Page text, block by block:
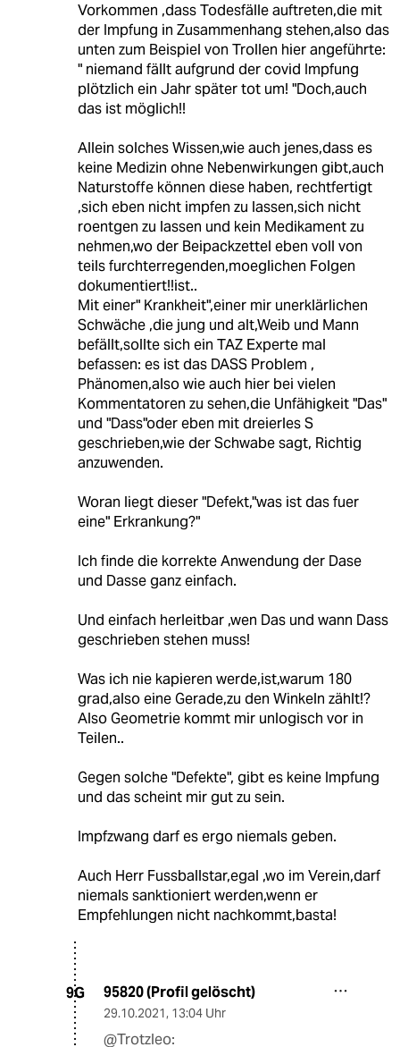
Vorkommen ,dass Todesfälle auftreten,die mit
der Impfung in Zusammenhang stehen,also das
unten zum Beispiel von Trollen hier angeführte:
" niemand fällt aufgrund der covid Impfung
plötzlich ein Jahr später tot um! "Doch,auch
das ist möglich!!
Allein solches Wissen,wie auch jenes,dass es
keine Medizin ohne Nebenwirkungen gibt,auch
Naturstoffe können diese haben, rechtfertigt
,sich eben nicht impfen zu lassen,sich nicht
roentgen zu lassen und kein Medikament zu
nehmen,wo der Beipackzettel eben voll von
teils furchterregenden,moeglichen Folgen
dokumentiert!!ist..
Mit einer" Krankheit",einer mir unerklärlichen
Schwäche ,die jung und alt,Weib und Mann
befällt,sollte sich ein TAZ Experte mal
befassen: es ist das DASS Problem ,
Phänomen,also wie auch hier bei vielen
Kommentatoren zu sehen,die Unfähigkeit "Das"
und "Dass"oder eben mit dreierles S
geschrieben,wie der Schwabe sagt, Richtig
anzuwenden.
Woran liegt dieser "Defekt,"was ist das fuer
eine" Erkrankung?"
Ich finde die korrekte Anwendung der Dase
und Dasse ganz einfach.
Und einfach herleitbar ,wen Das und wann Dass
geschrieben stehen muss!
Was ich nie kapieren werde,ist,warum 180
grad,also eine Gerade,zu den Winkeln zählt!?
Also Geometrie kommt mir unlogisch vor in
Teilen..
Gegen solche "Defekte", gibt es keine Impfung
und das scheint mir gut zu sein.
Impfzwang darf es ergo niemals geben.
Auch Herr Fussballstar,egal ,wo im Verein,darf
niemals sanktioniert werden,wenn er
Empfehlungen nicht nachkommt,basta!
9G 95820 (Profil gelöscht)
29.10.2021, 13:04 Uhr
@Trotzleo: